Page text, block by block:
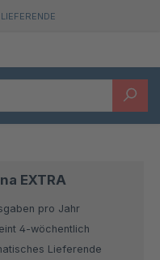
EXTRA
pro Jahr
4-wöchentlich
Lieferende